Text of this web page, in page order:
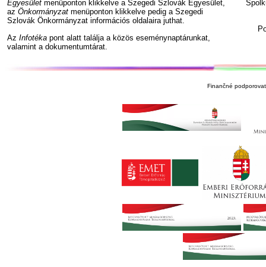
Egyesület menüponton klikkelve a Szegedi Szlovák Egyesület,
az Önkormányzat menüponton klikkelve pedig a Szegedi
Szlovák Önkormányzat információs oldalaira juthat.
Az Infotéka pont alatt találja a közös eseménynaptárunkat,
valamint a dokumentumtárat.
Finančné